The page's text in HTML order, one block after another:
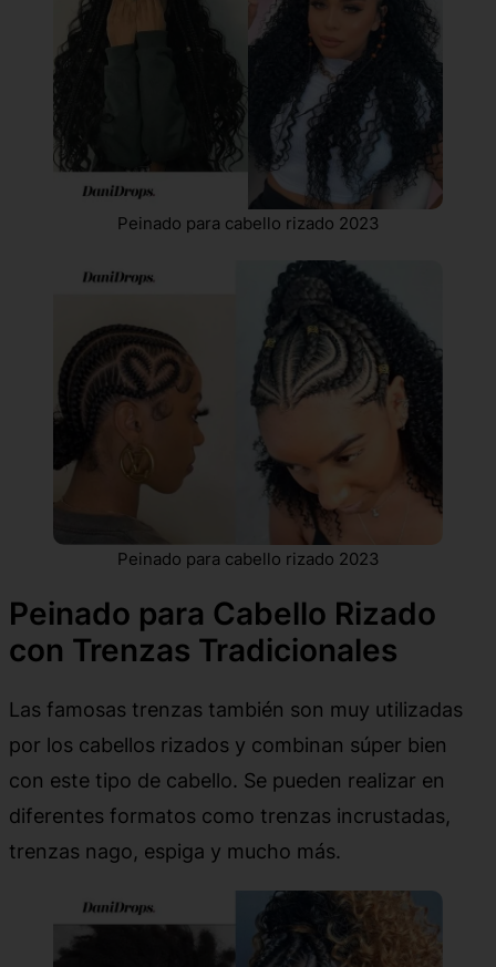
Peinado para cabello rizado 2023
Peinado para cabello rizado 2023
Peinado para Cabello Rizado
con Trenzas Tradicionales
Las famosas trenzas también son muy utilizadas
por los cabellos rizados y combinan súper bien
con este tipo de cabello. Se pueden realizar en
diferentes formatos como trenzas incrustadas,
trenzas nago, espiga y mucho más.